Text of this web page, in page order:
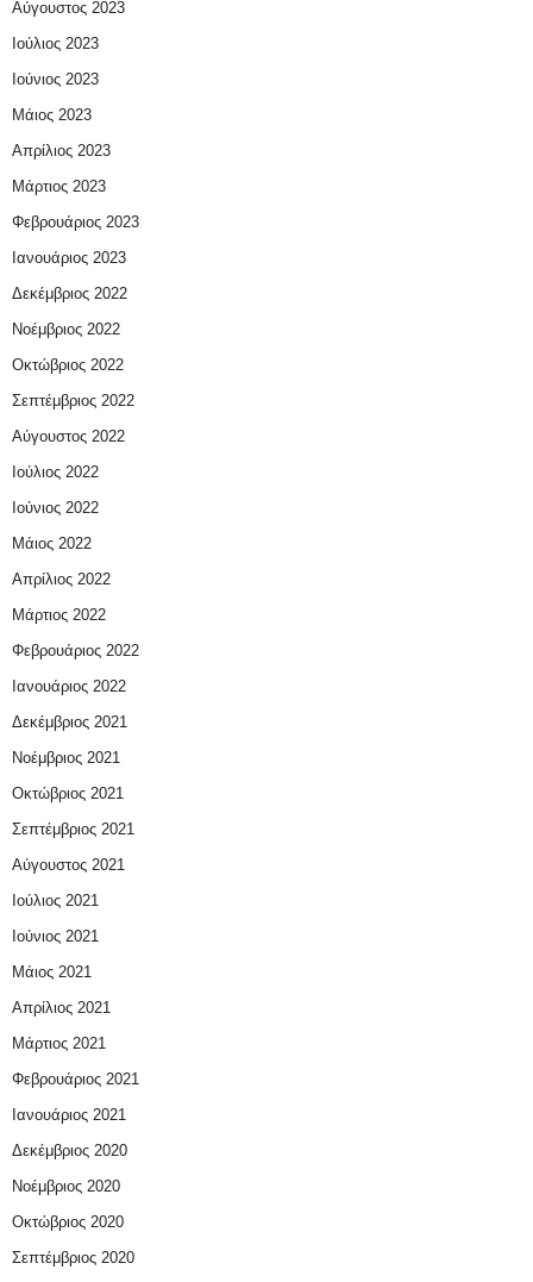
Αύγουστος 2023
Ιούλιος 2023
Ιούνιος 2023
Μάιος 2023
Απρίλιος 2023
Μάρτιος 2023
Φεβρουάριος 2023
Ιανουάριος 2023
Δεκέμβριος 2022
Νοέμβριος 2022
Οκτώβριος 2022
Σεπτέμβριος 2022
Αύγουστος 2022
Ιούλιος 2022
Ιούνιος 2022
Μάιος 2022
Απρίλιος 2022
Μάρτιος 2022
Φεβρουάριος 2022
Ιανουάριος 2022
Δεκέμβριος 2021
Νοέμβριος 2021
Οκτώβριος 2021
Σεπτέμβριος 2021
Αύγουστος 2021
Ιούλιος 2021
Ιούνιος 2021
Μάιος 2021
Απρίλιος 2021
Μάρτιος 2021
Φεβρουάριος 2021
Ιανουάριος 2021
Δεκέμβριος 2020
Νοέμβριος 2020
Οκτώβριος 2020
Σεπτέμβριος 2020